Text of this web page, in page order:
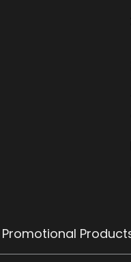
Promotional